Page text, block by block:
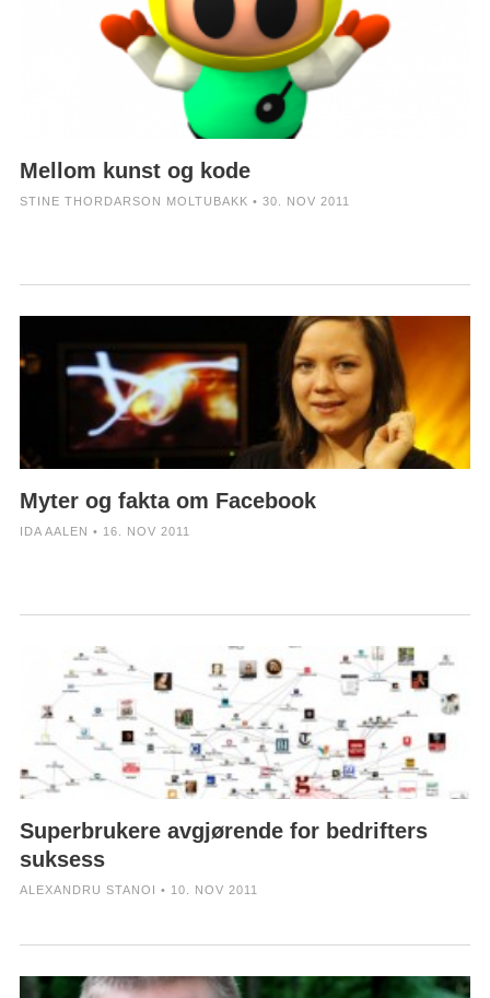
Mellom kunst og kode
STINE THORDARSON MOLTUBAKK • 30. NOV 2011
Myter og fakta om Facebook
IDA AALEN • 16. NOV 2011
Superbrukere avgjørende for bedrifters
suksess
ALEXANDRU STANOI • 10. NOV 2011